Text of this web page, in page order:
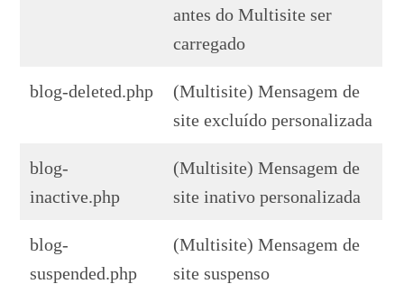
antes do Multisite ser
carregado
blog-deleted.php
(Multisite) Mensagem de
site excluído personalizada
blog-
inactive.php
(Multisite) Mensagem de
site inativo personalizada
blog-
suspended.php
(Multisite) Mensagem de
site suspenso